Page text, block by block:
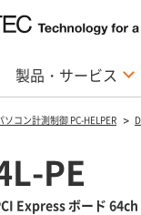
製品・サービス
ソコン計測制御 PC-HELPER
PE
Express ボード